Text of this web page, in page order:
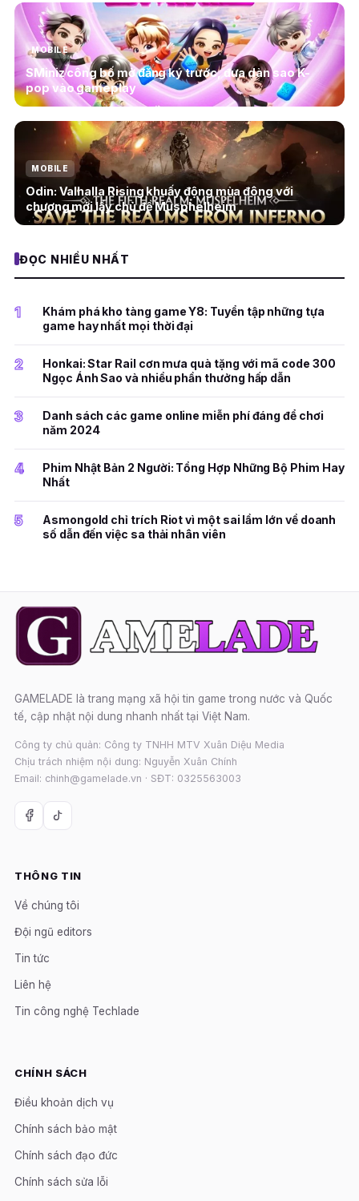
MOBILE
SMiniz công bố mở đăng ký trước, đưa dàn sao K-
pop vào gameplay
MOBILE
Odin: Valhalla Rising khuấy động mùa đông với
chương mới lấy chủ đề Musphelheim
ĐỌC NHIỀU NHẤT
1
Khám phá kho tàng game Y8: Tuyển tập những tựa
game hay nhất mọi thời đại
2
Honkai: Star Rail cơn mưa quà tặng với mã code 300
Ngọc Ánh Sao và nhiều phần thưởng hấp dẫn
3
Danh sách các game online miễn phí đáng để chơi
năm 2024
4
Phim Nhật Bản 2 Người: Tổng Hợp Những Bộ Phim Hay
Nhất
5
Asmongold chỉ trích Riot vì một sai lầm lớn về doanh
số dẫn đến việc sa thải nhân viên
GAMELADE là trang mạng xã hội tin game trong nước và Quốc
tế, cập nhật nội dung nhanh nhất tại Việt Nam.
Công ty chủ quản: Công ty TNHH MTV Xuân Diệu Media
Chịu trách nhiệm nội dung: Nguyễn Xuân Chính
Email: chinh@gamelade.vn · SĐT: 0325563003
THÔNG TIN
Về chúng tôi
Đội ngũ editors
Tin tức
Liên hệ
Tin công nghệ Techlade
CHÍNH SÁCH
Điều khoản dịch vụ
Chính sách bảo mật
Chính sách đạo đức
Chính sách sửa lỗi